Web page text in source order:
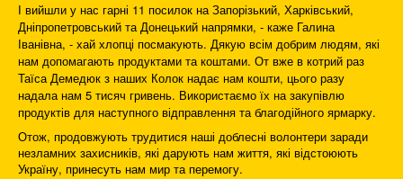
І вийшли у нас гарні 11 посилок на Запорізький, Харківський,
Дніпропетровський та Донецький напрямки, - каже Галина
Іванівна, - хай хлопці посмакують. Дякую всім добрим людям, які
нам допомагають продуктами та коштами. От вже в котрий раз
Таїса Демедюк з наших Колок надає нам кошти, цього разу
надала нам 5 тисяч гривень. Використаємо їх на закупівлю
продуктів для наступного відправлення та благодійного ярмарку.
Отож, продовжують трудитися наші доблесні волонтери заради
незламних захисників, які дарують нам життя, які відстоюють
Україну, принесуть нам мир та перемогу.